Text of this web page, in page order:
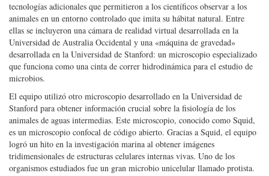
Muchos animales de aguas intermedias son gelatinosos, con cuerpos
blandos y delicados que suelen dañarse con los métodos de muestreo
tradicionales. Para superar este problema, la expedición utilizó
tecnologías adicionales que permitieron a los científicos observar a los
animales en un entorno controlado que imita su hábitat natural. Entre
ellas se incluyeron una cámara de realidad virtual desarrollada en la
Universidad de Australia Occidental y una «máquina de gravedad»
desarrollada en la Universidad de Stanford: un microscopio especializado
que funciona como una cinta de correr hidrodinámica para el estudio de
microbios.
El equipo utilizó otro microscopio desarrollado en la Universidad de
Stanford para obtener información crucial sobre la fisiología de los
animales de aguas intermedias. Este microscopio, conocido como Squid,
es un microscopio confocal de código abierto. Gracias a Squid, el equipo